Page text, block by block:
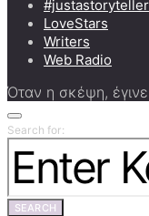
#justastoryteller
LoveStars
Writers
Web Radio
Όταν η σκέψη,
Search for:
SEARCH